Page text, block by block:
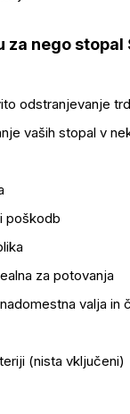
za nego stopal
odstranjevanje
vaših stopal v
poškodb
za potovanja
valja in
(nista vključeni)